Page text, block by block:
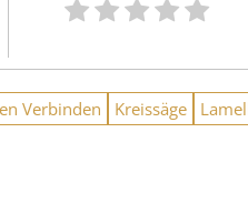
Verbinden Kreissäge